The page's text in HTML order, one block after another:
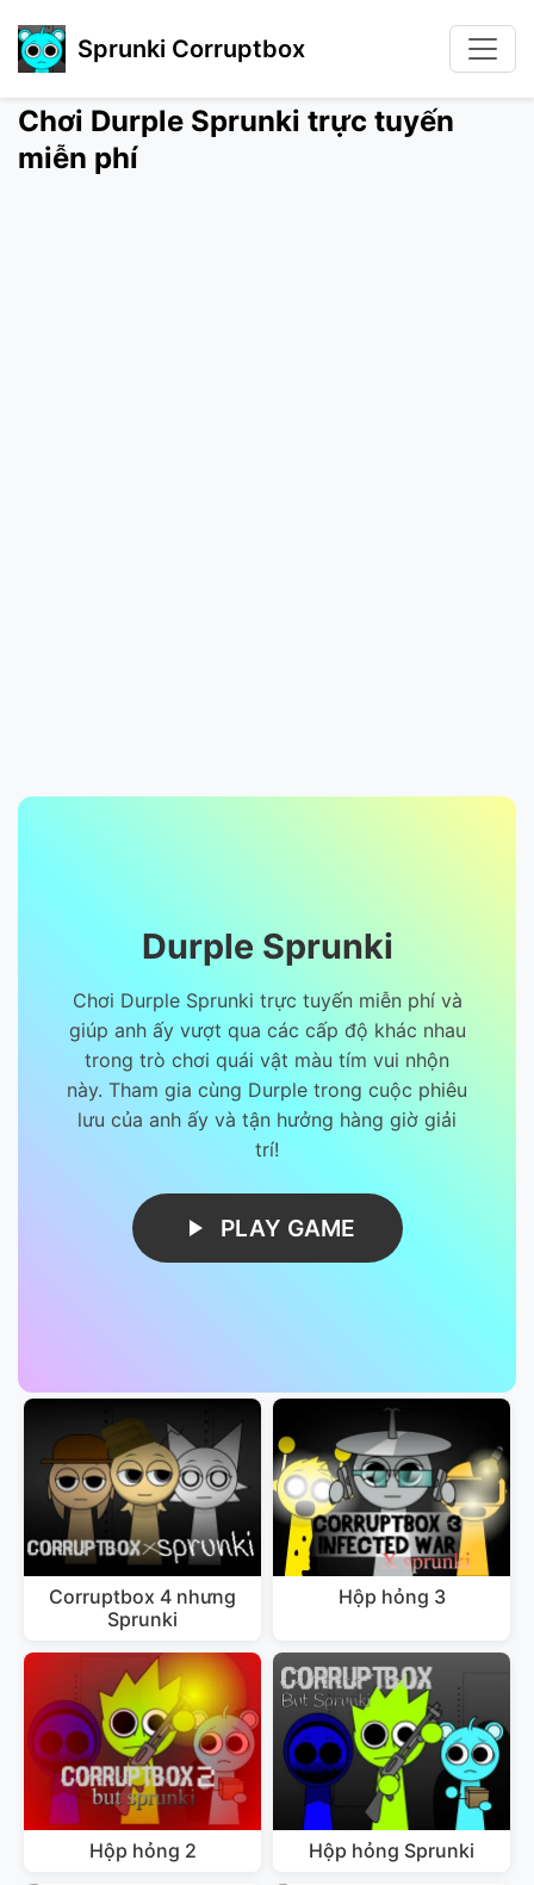
Sprunki Corruptbox
Chơi Durple Sprunki trực tuyến
miễn phí
Durple Sprunki
Chơi Durple Sprunki trực tuyến miễn phí và
giúp anh ấy vượt qua các cấp độ khác nhau
trong trò chơi quái vật màu tím vui nhộn
này. Tham gia cùng Durple trong cuộc phiêu
lưu của anh ấy và tận hưởng hàng giờ giải
trí!
PLAY GAME
Corruptbox 4 nhưng
Sprunki
Hộp hỏng 3
Hộp hỏng 2 Hộp hỏng Sprunki